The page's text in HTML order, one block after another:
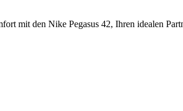
mit den Nike Pegasus 42, Ihren idealen